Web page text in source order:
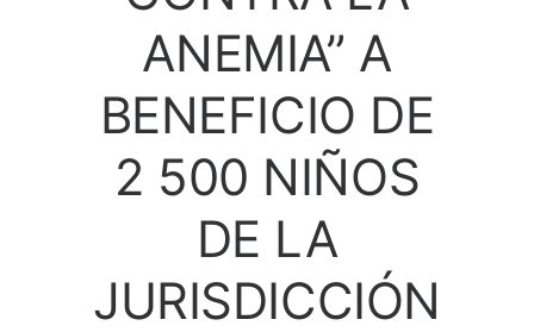
ANEMIA” A
BENEFICIO DE
2 500 NIÑOS
DE LA
JURISDICCIÓN